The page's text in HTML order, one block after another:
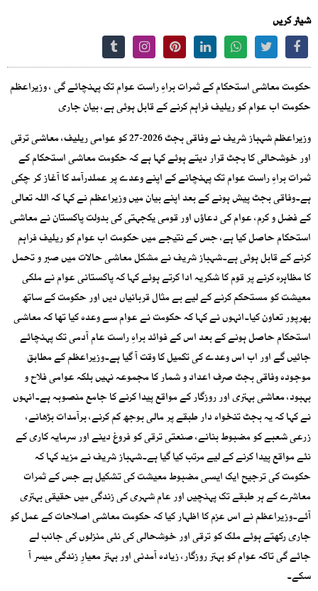
شیئر کریں
حکومت معاشی استحکام کے ثمرات براہِ راست عوام تک پہنچائے گی ، وزیراعظم
حکومت اب عوام کو ریلیف فراہم کرنے کے قابل ہوئی ہے، بیان جاری
وزیراعظم شہباز شریف نے وفاقی بجٹ 2026-27 کو عوامی ریلیف، معاشی ترقی
اور خوشحالی کا بجٹ قرار دیتے ہوئے کہا ہے کہ حکومت معاشی استحکام کے
ثمرات براہِ راست عوام تک پہنچانے کے اپنے وعدے پر عملدرآمد کا آغاز کر چکی
ہے۔وفاقی بجٹ پیش ہونے کے بعد اپنے بیان میں وزیراعظم نے کہا کہ اللہ تعالی
کے فضل و کرم، عوام کی دعاؤں اور قومی یکجہتی کی بدولت پاکستان نے معاشی
استحکام حاصل کیا ہے، جس کے نتیجے میں حکومت اب عوام کو ریلیف فراہم
کرنے کے قابل ہوئی ہے۔شہباز شریف نے مشکل معاشی حالات میں صبر و تحمل
کا مظاہرہ کرنے پر قوم کا شکریہ ادا کرتے ہوئے کہا کہ پاکستانی عوام نے ملکی
معیشت کو مستحکم کرنے کے لیے بے مثال قربانیاں دیں اور حکومت کے ساتھ
بھرپور تعاون کیا۔انہوں نے کہا کہ حکومت نے عوام سے وعدہ کیا تھا کہ معاشی
استحکام حاصل ہونے کے بعد اس کے فوائد براہِ راست عام آدمی تک پہنچائے
جائیں گے اور اب اس وعدے کی تکمیل کا وقت آ گیا ہے۔وزیراعظم کے مطابق
موجودہ وفاقی بجٹ صرف اعداد و شمار کا مجموعہ نہیں بلکہ عوامی فلاح و
بہبود، معاشی بہتری اور روزگار کے مواقع پیدا کرنے کا جامع منصوبہ ہے۔انہوں
نے کہا کہ یہ بجٹ تنخواہ دار طبقے پر مالی بوجھ کم کرنے، برآمدات بڑھانے،
زرعی شعبے کو مضبوط بنانے، صنعتی ترقی کو فروغ دینے اور سرمایہ کاری کے
نئے مواقع پیدا کرنے کے لیے مرتب کیا گیا ہے۔شہباز شریف نے مزید کہا کہ
حکومت کی ترجیح ایک ایسی مضبوط معیشت کی تشکیل ہے جس کے ثمرات
معاشرے کے ہر طبقے تک پہنچیں اور عام شہری کی زندگی میں حقیقی بہتری
آئے۔وزیراعظم نے اس عزم کا اظہار کیا کہ حکومت معاشی اصلاحات کے عمل کو
جاری رکھتے ہوئے ملک کو ترقی اور خوشحالی کی نئی منزلوں کی جانب لے
جائے گی تاکہ عوام کو بہتر روزگار، زیادہ آمدنی اور بہتر معیارِ زندگی میسر آ
سکے۔